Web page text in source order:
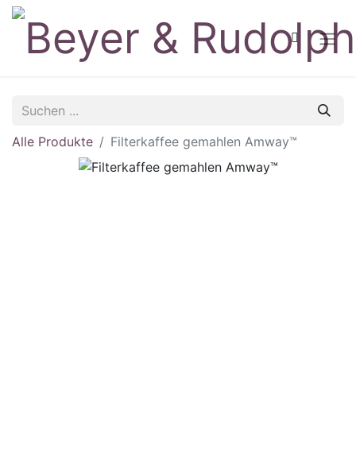
Alle Produkte Filterkaffee gemahlen Amway™